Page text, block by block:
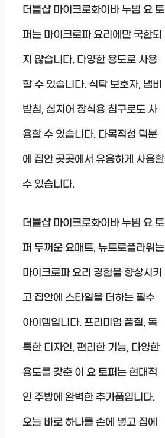
더블샵 마이크로화이바 누빔 요 토
퍼는 마이크로파 요리에만 국한되
지 않습니다. 다양한 용도로 사용
할 수 있습니다. 식탁 보호자, 냄비
받침, 심지어 장식용 침구로도 사
용할 수 있습니다. 다목적성 덕분
에 집안 곳곳에서 유용하게 사용할
수 있습니다.
더블샵 마이크로화이바 누빔 요 토
퍼 두꺼운 요매트, 뉴트로플라워는
마이크로파 요리 경험을 향상시키
고 집안에 스타일을 더하는 필수
아이템입니다. 프리미엄 품질, 독
특한 디자인, 편리한 기능, 다양한
용도를 갖춘 이 요 토퍼는 현대적
인 주방에 완벽한 추가품입니다.
오늘 바로 하나를 손에 넣고 집에